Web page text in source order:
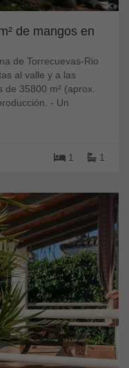
de mangos en
de Torrecuevas-Rio
al valle y a las
35800 m² (aprox.
- Un
1 1